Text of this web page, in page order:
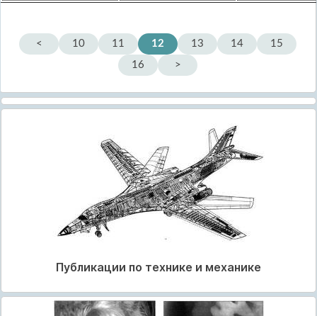
< 10 11 12 13 14
15
16
>
Публикации по технике и механике